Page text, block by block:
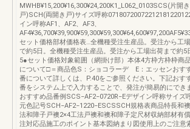
MWHB¥15,200¥16,300¥24,200K1_L062_0103SCS(片開き
戸)SCH(両開き戸)サイズ呼称
イン呼称AF1、AF2、AF3、
セット価格部材価格表…全機種受注生産品。受注から工
で約5日。全機種受注生産品。受注から工場出荷まで約5
5●セット価格対象範囲（網掛け部）本体4方枠方枠枠商
について□＝商品色S：ショコラーデ E：エッセンおす
番について詳しくは、P.40をご参照ください。下記おす
番をシステム上で入力することで、発注が簡易的にでき
おすすめ品番例SCS−AF2−0720R−Eデザイン呼称サイズ
元色記号SCH−AF2−1220−ESCSSCH規格表商品特長和
法和障子戸襖2×4工法戸襖和襖和障子定尺材収納部材有
注対応品施工のポイント基本図納まり図使用上のご注意